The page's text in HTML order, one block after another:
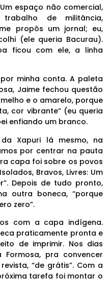
espaço não comercial,
de militância,
propôs um jornal; eu,
(ele queria Bacurau).
ficou com ele, a linha
minha conta. A paleta
Jaime fechou questão
e o amarelo, porque
cor vibrante” (eu queria
enfiando um branco.
Xapuri lá mesmo, na
por centrar na pauta
capa foi sobre os povos
Bravos, Livres: Um
Depois de tudo pronto,
outra boneca, “porque
zero”.
com a capa indígena.
praticamente pronta e
de imprimir. Nos dias
pra convencer
“de grátis”. Com a
tarefa foi montar o